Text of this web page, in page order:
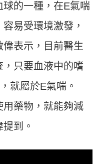
的一種，在E氣喘
易受環境激發，
表示，目前醫生
只要血液中的嗜
就屬於E氣喘。
用藥物，就能夠減
到。